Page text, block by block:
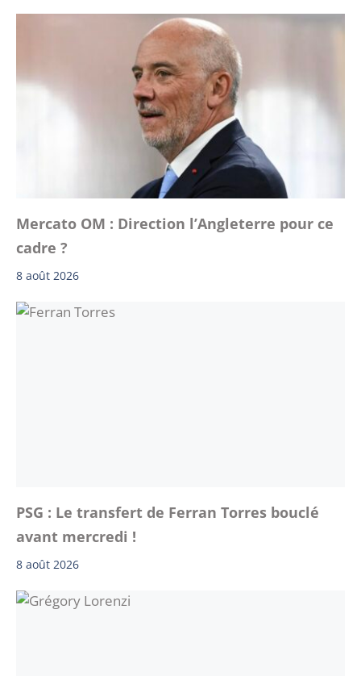
Mercato OM : Direction l’Angleterre pour ce
cadre ?
8 août 2026
PSG : Le transfert de Ferran Torres bouclé
avant mercredi !
8 août 2026